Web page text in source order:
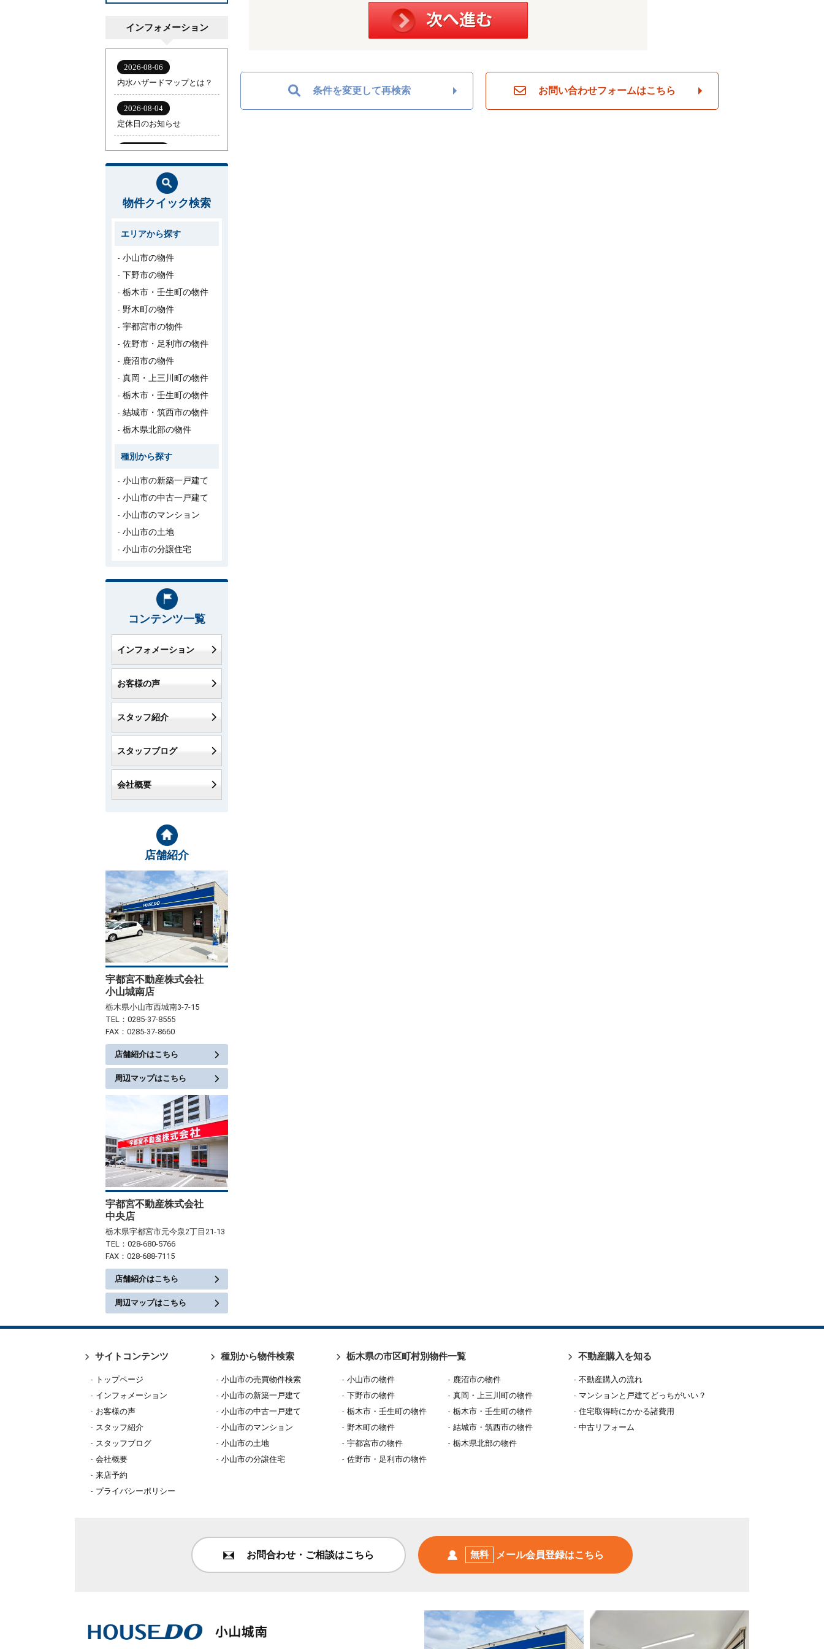
条件を変更して再検索 お問い合わせフォームはこちら
インフォメーション
物件クイック検索
エリアから探す
小山市の物件
下野市の物件
栃木市・壬生町の物件
野木町の物件
宇都宮市の物件
佐野市・足利市の物件
鹿沼市の物件
真岡・上三川町の物件
栃木市・壬生町の物件
結城市・筑西市の物件
栃木県北部の物件
種別から探す
小山市の新築一戸建て
小山市の中古一戸建て
小山市のマンション
小山市の土地
小山市の分譲住宅
コンテンツ一覧
インフォメーション
お客様の声
スタッフ紹介
スタッフブログ
会社概要
店舗紹介
宇都宮不動産株式会社
小山城南店
栃木県小山市西城南3-7-15
TEL：0285-37-8555
FAX：0285-37-8660
店舗紹介はこちら
周辺マップはこちら
宇都宮不動産株式会社
中央店
栃木県宇都宮市元今泉2丁目21-13
TEL：028-680-5766
FAX：028-688-7115
店舗紹介はこちら
周辺マップはこちら
サイトコンテンツ
トップページ
インフォメーション
お客様の声
スタッフ紹介
スタッフブログ
会社概要
来店予約
プライバシーポリシー
種別から物件検索
小山市の売買物件検索
小山市の新築一戸建て
小山市の中古一戸建て
小山市のマンション
小山市の土地
小山市の分譲住宅
栃木県の市区町村別物件一覧
小山市の物件
下野市の物件
栃木市・壬生町の物件
野木町の物件
宇都宮市の物件
佐野市・足利市の物件
鹿沼市の物件
真岡・上三川町の物件
栃木市・壬生町の物件
結城市・筑西市の物件
栃木県北部の物件
不動産購入を知る
不動産購入の流れ
マンションと戸建てどっちがいい？
住宅取得時にかかる諸費用
中古リフォーム
お問合わせ・ご相談はこちら 無料 メール会員登録はこちら